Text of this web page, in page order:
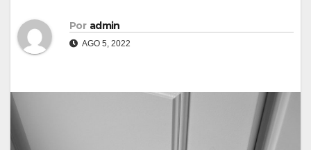
Por admin
AGO 5, 2022